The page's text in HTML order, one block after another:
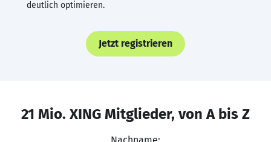
deutlich optimieren.
Jetzt registrieren
21 Mio. XING Mitglieder, von A bis Z
Nachname: